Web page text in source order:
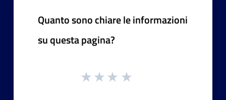
Quanto sono chiare le informazioni
su questa pagina?